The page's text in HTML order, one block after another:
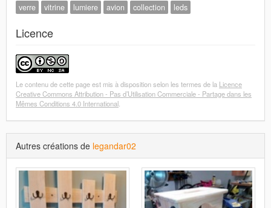
verre vitrine lumiere avion collection leds
Licence
Le contenu de cette page est mis à disposition selon les termes de la Licence
Creative Commons Attribution - Pas d’Utilisation Commerciale - Partage dans les
Mêmes Conditions 4.0 International
Autres créations de legandar02